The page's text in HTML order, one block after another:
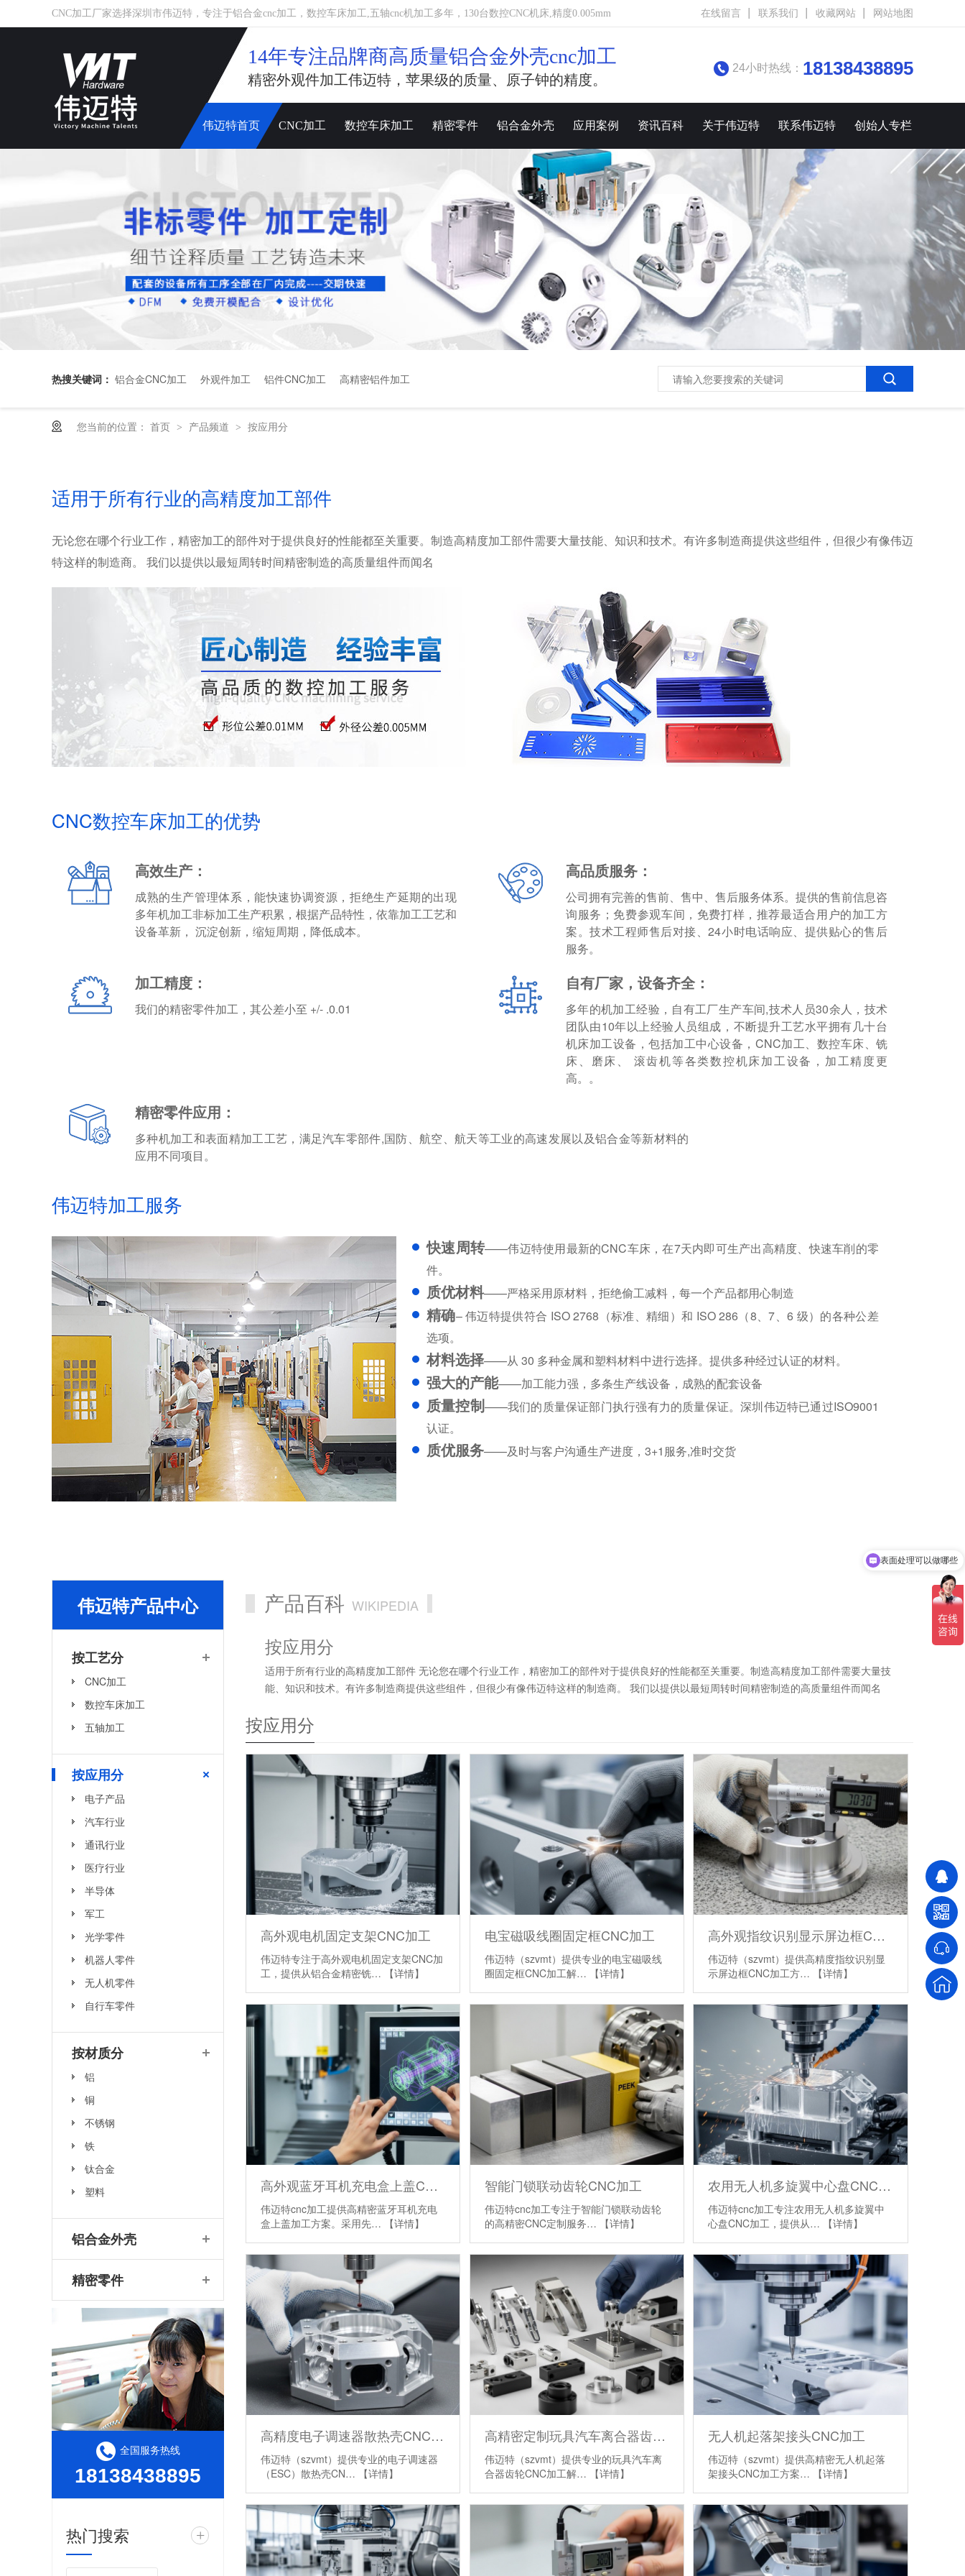
在线留言 联系我们 收藏网站 网站地图
CNC加工厂家选择深圳市伟迈特，专注于铝合金cnc加工，数控车床加工,五轴cnc机加工多年，130台数控CNC机床,精度0.005mm
14年专注品牌商高质量铝合金外壳cnc加工
精密外观件加工伟迈特，苹果级的质量、原子钟的精度。
24小时热线： 18138438895
伟迈特首页 CNC加工 数控车床加工 精密零件 铝合金外壳 应用案例 资讯百科 关于伟迈特 联系伟迈特 创始人专栏
热搜关键词： 铝合金CNC加工 外观件加工 铝件CNC加工 高精密铝件加工
您当前的位置： 首页 > 产品频道 > 按应用分
适用于所有行业的高精度加工部件
无论您在哪个行业工作，精密加工的部件对于提供良好的性能都至关重要。制造高精度加工部件需要大量技能、知识和技术。有许多制造商提供这些组件，但很少有像伟迈
特这样的制造商。 我们以提供以最短周转时间精密制造的高质量组件而闻名
CNC数控车床加工的优势
高效生产：
成熟的生产管理体系，能快速协调资源，拒绝生产延期的出现
多年机加工非标加工生产积累，根据产品特性，依靠加工工艺和
设备革新， 沉淀创新，缩短周期，降低成本。
高品质服务：
公司拥有完善的售前、售中、售后服务体系。提供的售前信息咨
询服务；免费参观车间，免费打样，推荐最适合用户的加工方
案。技术工程师售后对接、24小时电话响应、提供贴心的售后
服务。
加工精度：
我们的精密零件加工，其公差小至 +/- .0.01
自有厂家，设备齐全：
多年的机加工经验，自有工厂生产车间,技术人员30余人，技术
团队由10年以上经验人员组成，不断提升工艺水平拥有几十台
机床加工设备，包括加工中心设备，CNC加工、数控车床、铣
床、磨床、 滚齿机等各类数控机床加工设备，加工精度更
高。。
精密零件应用：
多种机加工和表面精加工工艺，满足汽车零部件,国防、航空、航天等工业的高速发展以及铝合金等新材料的
应用不同项目。
伟迈特加工服务
快速周转——伟迈特使用最新的CNC车床，在7天内即可生产出高精度、快速车削的零
件。
质优材料——严格采用原材料，拒绝偷工减料，每一个产品都用心制造
精确– 伟迈特提供符合 ISO 2768（标准、精细）和 ISO 286（8、7、6 级）的各种公差
选项。
材料选择——从 30 多种金属和塑料材料中进行选择。提供多种经过认证的材料。
强大的产能——加工能力强，多条生产线设备，成熟的配套设备
质量控制——我们的质量保证部门执行强有力的质量保证。深圳伟迈特已通过ISO9001
认证。
质优服务——及时与客户沟通生产进度，3+1服务,准时交货
产品百科 WIKIPEDIA
按应用分
适用于所有行业的高精度加工部件 无论您在哪个行业工作，精密加工的部件对于提供良好的性能都至关重要。制造高精度加工部件需要大量技
能、知识和技术。有许多制造商提供这些组件，但很少有像伟迈特这样的制造商。 我们以提供以最短周转时间精密制造的高质量组件而闻名
特性，依靠加工工艺和设备革新， 沉淀创新，缩短周期，降低成本。 高品质服务：公司拥有完善的售前、售中、售后服务体系。提供的售前信
息咨询服务；免费参观车间，免费打样，推荐最适合用户的加工方案。技术工程师售后对接、24小时电话响应、提供贴心的售后服务。 加工精
度：我们的精密零件加工，其公差小至 +/- .0.01 自有厂家，设备齐全：多年的机加工经验，自有工厂生产车间,技术人员30余人，技术团队由
10年以上经验人员组成，不断提升工艺水平拥有几十台机床加工设备，包括加工中心设备，CNC加工、数控车床、铣床、磨床、 滚齿机等各类
数控机床加工设备，加工精度更高。。 精密零件应用：多种机加工和表面精加工工艺，满足汽车零部件,国防、航空、航天等工业的高速发展以
及铝合金等新材料的应用不同项目。 伟迈特加工服务 快速周转——伟迈特使用最新的CNC车床，在7天内即可生产出高精度、快速车削的零
件。 质优材料——严格采用原材料，拒绝偷工减料，每一个产品都用心制造 精确– 伟迈特提供符合 ISO 2768（标准、精细）和 ISO 286（8、
7、6 级）的各种公差选项。 材料选择——从 30 多种金属和塑料材料中进行选择。提供多种经过认证的材料。 强大的产能——加工能力强，
多条生产线设备，成熟的配套设备 质量控制——我们的质量保证部门执行强有力的质量保证。深圳伟迈特已通过ISO9001 认证。 质优服务
——及时与客户沟通生产进度，3+1服务,准时交货
按应用分
高外观电机固定支架CNC加工
伟迈特专注于高外观电机固定支架CNC加
工，提供从铝合金精密铣…
【详情】
电宝磁吸线圈固定框CNC加工
伟迈特（szvmt）提供专业的电宝磁吸线
圈固定框CNC加工解…
【详情】
高外观指纹识别显示屏边框CNC加工
伟迈特（szvmt）提供高精度指纹识别显
示屏边框CNC加工方…
【详情】
高外观蓝牙耳机充电盒上盖CNC加工
伟迈特cnc加工提供高精密蓝牙耳机充电
盒上盖加工方案。采用先…
【详情】
智能门锁联动齿轮CNC加工
伟迈特cnc加工专注于智能门锁联动齿轮
的高精密CNC定制服务…
【详情】
农用无人机多旋翼中心盘CNC加工
伟迈特cnc加工专注农用无人机多旋翼中
心盘CNC加工，提供从…
【详情】
高精度电子调速器散热壳CNC加工
伟迈特（szvmt）提供专业的电子调速器
（ESC）散热壳CN…
【详情】
高精密定制玩具汽车离合器齿轮CNC加工
伟迈特（szvmt）提供专业的玩具汽车离
合器齿轮CNC加工解…
【详情】
无人机起落架接头CNC加工
伟迈特（szvmt）提供高精密无人机起落
架接头CNC加工方案…
【详情】
伟迈特产品中心
按工艺分
CNC加工
数控车床加工
五轴加工
按应用分
电子产品
汽车行业
通讯行业
医疗行业
半导体
军工
光学零件
机器人零件
无人机零件
自行车零件
按材质分
铝
铜
不锈钢
铁
钛合金
塑料
铝合金外壳
精密零件
全国服务热线
18138438895
热门搜索 +
你们有哪些设备？